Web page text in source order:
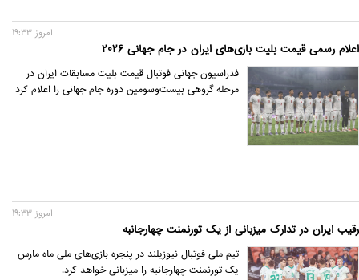
اعلام رسمی قیمت بلیت بازی‌های ایران در جام جهانی 2026
امروز 19:33
فدراسیون جهانی فوتبال قیمت بلیت‌‌ مسابقات ایران در
مرحله گروهی بیست‌وسومین دوره جام جهانی را اعلام کرد
رقیب ایران در تدارک میزبانی از یک تورنمنت چهارجانبه
امروز 19:33
تیم ملی فوتبال نیوزیلند در پنجره بازی‌های ملی ماه مارس
یک تورنمنت چهارجانبه را میزبانی خواهد کرد.